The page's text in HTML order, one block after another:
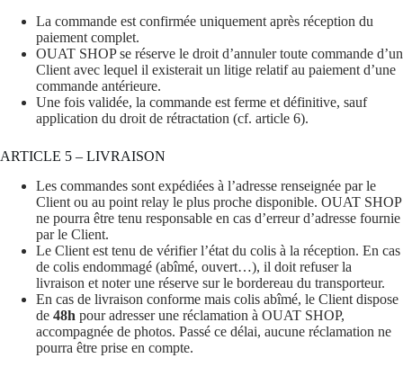
La commande est confirmée uniquement après réception du
paiement complet.
OUAT SHOP se réserve le droit d’annuler toute commande d’un
Client avec lequel il existerait un litige relatif au paiement d’une
commande antérieure.
Une fois validée, la commande est ferme et définitive, sauf
application du droit de rétractation (cf. article 6).
ARTICLE 5 – LIVRAISON
Les commandes sont expédiées à l’adresse renseignée par le
Client ou au point relay le plus proche disponible. OUAT SHOP
ne pourra être tenu responsable en cas d’erreur d’adresse fournie
par le Client.
Le Client est tenu de vérifier l’état du colis à la réception. En cas
de colis endommagé (abîmé, ouvert…), il doit refuser la
livraison et noter une réserve sur le bordereau du transporteur.
En cas de livraison conforme mais colis abîmé, le Client dispose
de 48h pour adresser une réclamation à OUAT SHOP,
accompagnée de photos. Passé ce délai, aucune réclamation ne
pourra être prise en compte.